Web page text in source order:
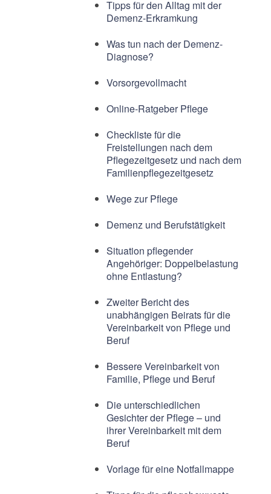
Tipps für den Alltag mit der
Demenz-Erkramkung
Was tun nach der Demenz-
Diagnose?
Vorsorgevollmacht
Online-Ratgeber Pflege
Checkliste für die
Freistellungen nach dem
Pflegezeitgesetz und nach dem
Familienpflegezeitgesetz
Wege zur Pflege
Demenz und Berufstätigkeit
Situation pflegender
Angehöriger: Doppelbelastung
ohne Entlastung?
Zweiter Bericht des
unabhängigen Beirats für die
Vereinbarkeit von Pflege und
Beruf
Bessere Vereinbarkeit von
Familie, Pflege und Beruf
Die unterschiedlichen
Gesichter der Pflege – und
ihrer Vereinbarkeit mit dem
Beruf
Vorlage für eine Notfallmappe